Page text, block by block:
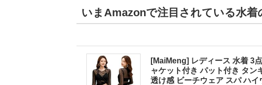
いまAmazonで注目されている水着
[MaiMeng] レディース 水着 3
ャケット付き パット付き タン
透け感 ビーチウェア スパ ハ